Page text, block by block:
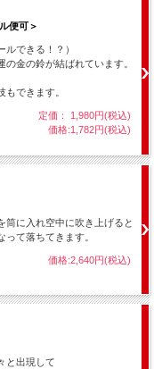
便可＞
ルできる！？）
の金の鈴が結ばれています。
もできます。
定価： 1,980円(税込)
価格:1,782円(税込)
筒に入れ空中に吹き上げると
て落ちてきます。
価格:2,640円(税込)
と出現して